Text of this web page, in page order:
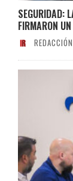
SEGURIDAD:
FIRMARON